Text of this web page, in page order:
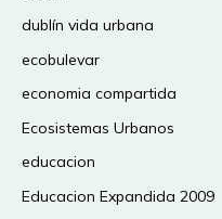
dublín vida urbana
ecobulevar
economia compartida
Ecosistemas Urbanos
educacion
Educacion Expandida 2009